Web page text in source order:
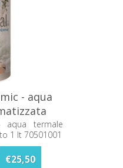
- aqua
aqua termale
1 lt 70501001
€25,50